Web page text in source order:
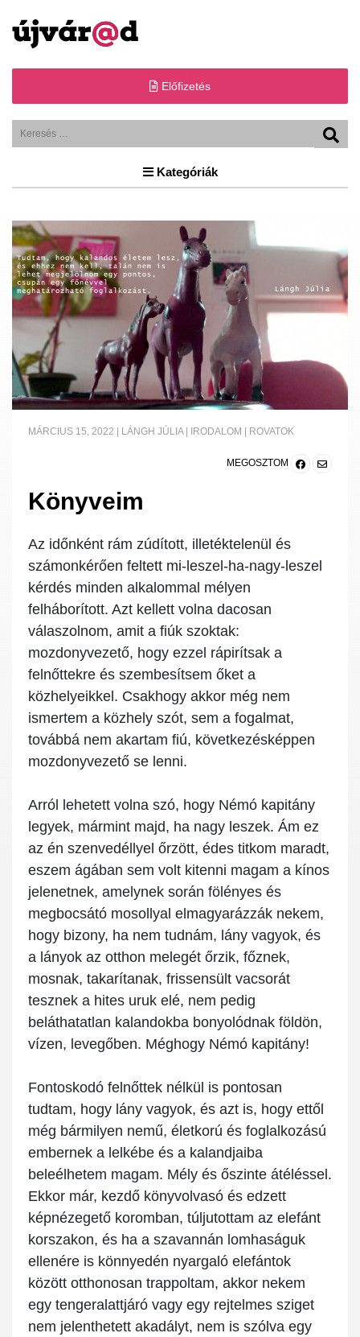
Előfizetés
Kategóriák
MÁRCIUS 15, 2022 | LÁNGH JÚLIA | IRODALOM | ROVATOK
MEGOSZTOM
Könyveim
Az időnként rám zúdított, illetéktelenül és
számonkérően feltett mi-leszel-ha-nagy-leszel
kérdés minden alkalommal mélyen
felháborított. Azt kellett volna dacosan
válaszolnom, amit a fiúk szoktak:
mozdonyvezető, hogy ezzel rápirítsak a
felnőttekre és szembesítsem őket a
közhelyeikkel. Csakhogy akkor még nem
ismertem a közhely szót, sem a fogalmat,
továbbá nem akartam fiú, következésképpen
mozdonyvezető se lenni.
Arról lehetett volna szó, hogy Némó kapitány
legyek, mármint majd, ha nagy leszek. Ám ez
az én szenvedéllyel őrzött, édes titkom maradt,
eszem ágában sem volt kitenni magam a kínos
jelenetnek, amelynek során fölényes és
megbocsátó mosollyal elmagyarázzák nekem,
hogy bizony, ha nem tudnám, lány vagyok, és
a lányok az otthon melegét őrzik, főznek,
mosnak, takarítanak, frissensült vacsorát
tesznek a hites uruk elé, nem pedig
beláthatatlan kalandokba bonyolódnak földön,
vízen, levegőben. Méghogy Némó kapitány!
Fontoskodó felnőttek nélkül is pontosan
tudtam, hogy lány vagyok, és azt is, hogy ettől
még bármilyen nemű, életkorú és foglalkozású
embernek a lelkébe és a kalandjaiba
beleélhetem magam. Mély és őszinte átéléssel.
Ekkor már, kezdő könyvolvasó és edzett
képnézegető koromban, túljutottam az elefánt
korszakon, és ha a szavannán lomhaságuk
ellenére is könnyedén nyargaló elefántok
között otthonosan trappoltam, akkor nekem
egy tengeralattjáró vagy egy rejtelmes sziget
nem jelenthetett akadályt, nem is szólva egy